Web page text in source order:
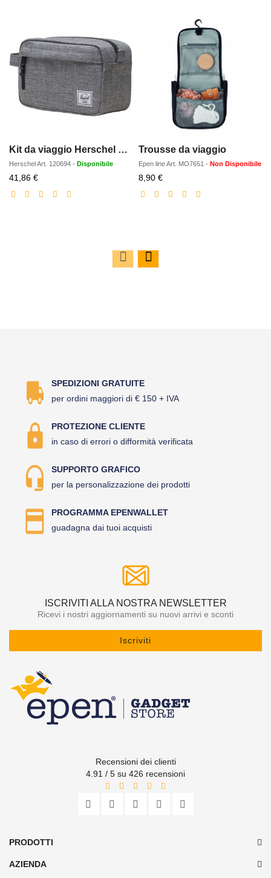
Kit da viaggio Herschel Chapter recycled
HerschelArt. 120694 - Disponibile
41,86 €Prezzo
scontato
Trousse da viaggio
Epen lineArt. MO7651 - Non Disponibile
8,90 €Prezzo
scontato
SPEDIZIONI GRATUITE
per ordini maggiori di € 150 + IVA
PROTEZIONE CLIENTE
in caso di errori o difformità verificata
SUPPORTO GRAFICO
per la personalizzazione dei prodotti
PROGRAMMA EPENWALLET
guadagna dai tuoi acquisti
ISCRIVITI ALLA NOSTRA NEWSLETTER
Ricevi i nostri aggiornamenti su nuovi arrivi e sconti
Iscriviti
Recensioni dei clienti
4.91 / 5 su 426 recensioni
PRODOTTI
AZIENDA